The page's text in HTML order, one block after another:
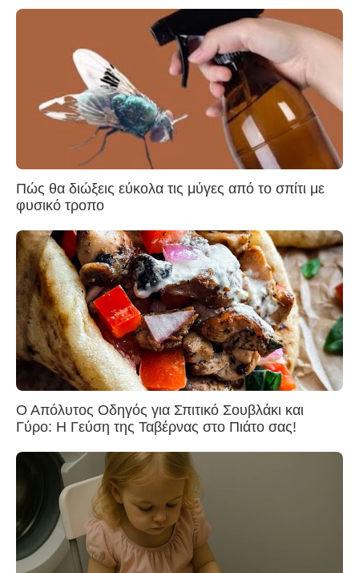
Πώς θα διώξεις εύκολα τις μύγες από το σπίτι με
φυσικό τροπο
Ο Απόλυτος Οδηγός για Σπιτικό Σουβλάκι και
Γύρο: Η Γεύση της Ταβέρνας στο Πιάτο σας!